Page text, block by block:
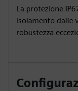
La protezione
isolamento dalle
robustezza